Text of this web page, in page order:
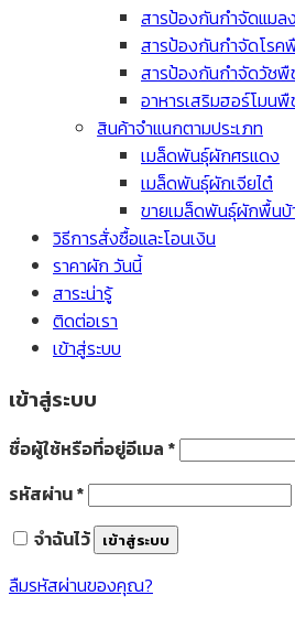
สารป้องกันกำจัดแมล
สารป้องกันกำจัดโรค
สารป้องกันกำจัดวัชพื
อาหารเสริมฮอร์โมนพื
สินค้าจำแนกตามประเภท
เมล็ดพันธุ์ผักศรแดง
เมล็ดพันธุ์ผักเจียไต๋
ขายเมล็ดพันธุ์ผักพื้นบ้
วิธีการสั่งซื้อและโอนเงิน
ราคาผัก วันนี้
สาระน่ารู้
ติดต่อเรา
เข้าสู่ระบบ
เข้าสู่ระบบ
ชื่อผู้ใช้หรือที่อยู่อีเมล *
รหัสผ่าน*
จำฉันไว้ เข้าสู่ระบบ
ลืมรหัสผ่านของคุณ?